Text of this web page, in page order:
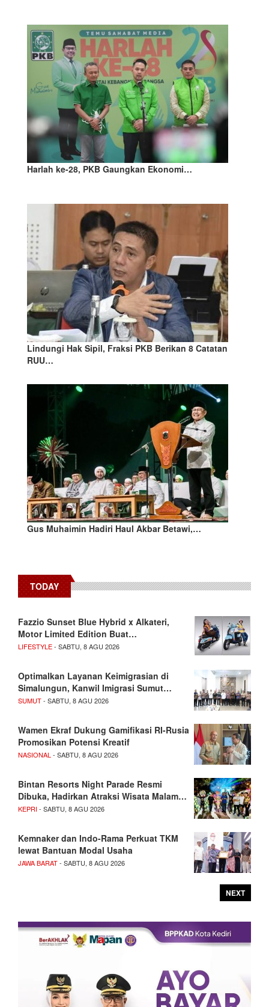
Harlah ke-28, PKB Gaungkan Ekonomi…
Lindungi Hak Sipil, Fraksi PKB Berikan 8 Catatan
RUU…
Gus Muhaimin Hadiri Haul Akbar Betawi,…
TODAY
Fazzio Sunset Blue Hybrid x Alkateri,
Motor Limited Edition Buat…
LIFESTYLE- SABTU, 8 AGU 2026
Optimalkan Layanan Keimigrasian di
Simalungun, Kanwil Imigrasi Sumut…
SUMUT- SABTU, 8 AGU 2026
Wamen Ekraf Dukung Gamifikasi RI-Rusia
Promosikan Potensi Kreatif
NASIONAL- SABTU, 8 AGU 2026
Bintan Resorts Night Parade Resmi
Dibuka, Hadirkan Atraksi Wisata Malam…
KEPRI- SABTU, 8 AGU 2026
Kemnaker dan Indo-Rama Perkuat TKM
lewat Bantuan Modal Usaha
JAWA BARAT- SABTU, 8 AGU 2026
NEXT